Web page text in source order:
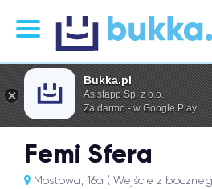
Femi Sfera
Mostowa, 16a ( Wejście z
Bukka.pl
Asistapp Sp. z o.o.
Za darmo - w Google Play